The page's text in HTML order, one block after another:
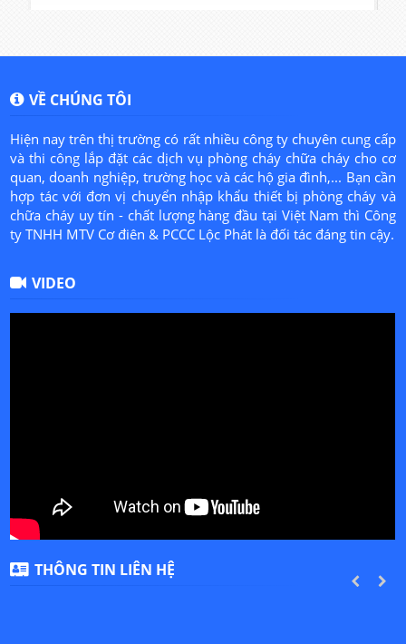
VỀ CHÚNG TÔI
Hiện nay trên thị trường có rất nhiều công ty chuyên cung cấp
và thi công lắp đặt các dịch vụ phòng cháy chữa cháy cho cơ
quan, doanh nghiệp, trường học và các hộ gia đình,... Bạn cần
hợp tác với đơn vị chuyển nhập khẩu thiết bị phòng cháy và
chữa cháy uy tín - chất lượng hàng đầu tại Việt Nam thì Công
ty TNHH MTV Cơ điên & PCCC Lộc Phát là đối tác đáng tin cậy.
VIDEO
THÔNG TIN LIÊN HỆ
PREVIOUS
NEXT